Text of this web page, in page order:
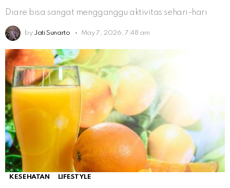
Diare bisa sangat mengganggu aktivitas sehari-hari
by Jati Sunarto May 7, 2026, 7:48 am
KESEHATAN LIFESTYLE